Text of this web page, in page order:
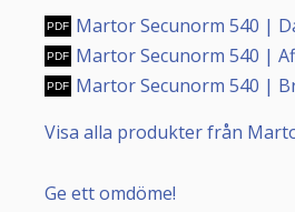
Martor Secunorm 540 |
Martor Secunorm 540 |
Martor Secunorm 540 |
Visa alla produkter från
Ge ett omdöme!